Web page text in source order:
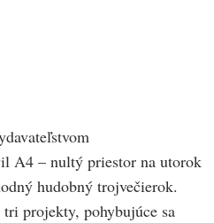
A4 – nultý priestor na utorok
hudobný trojvečierok.
projekty, pohybujúce sa